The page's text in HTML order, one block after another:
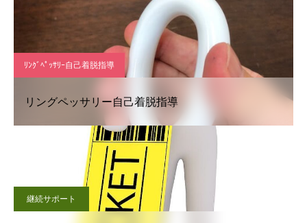
ﾘﾝｸﾞﾍﾟｯｻﾘｰ自己着脱指導
リングペッサリー自己着脱指導
継続サポート